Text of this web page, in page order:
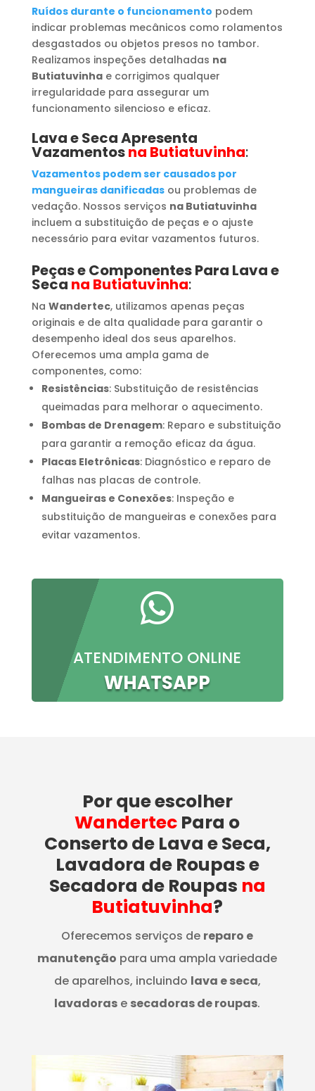
Ruídos durante o funcionamento podem
indicar problemas mecânicos como rolamentos
desgastados ou objetos presos no tambor.
Realizamos inspeções detalhadas na
Butiatuvinhae corrigimos qualquer
irregularidade para assegurar um
funcionamento silencioso e eficaz.
Lava e Seca Apresenta
Vazamentosna Butiatuvinha:
Vazamentos podem ser causados por
mangueiras danificadas ou problemas de
vedação. Nossos serviços na Butiatuvinha
incluem a substituição de peças e o ajuste
necessário para evitar vazamentos futuros.
Peças e Componentes Para Lava e
Seca na Butiatuvinha:
Na Wandertec, utilizamos apenas peças
originais e de alta qualidade para garantir o
desempenho ideal dos seus aparelhos.
Oferecemos uma ampla gama de
componentes, como:
Resistências: Substituição de resistências
queimadas para melhorar o aquecimento.
Bombas de Drenagem: Reparo e substituição
para garantir a remoção eficaz da água.
Placas Eletrônicas: Diagnóstico e reparo de
falhas nas placas de controle.
Mangueiras e Conexões: Inspeção e
substituição de mangueiras e conexões para
evitar vazamentos.

ATENDIMENTO ONLINE
WHATSAPP
Por que escolher
Wandertec Para o
Conserto de Lava e Seca,
Lavadora de Roupas e
Secadora de Roupas na
Butiatuvinha?
Oferecemos serviços de reparo e
manutenção para uma ampla variedade
de aparelhos, incluindo lava e seca,
lavadoras e secadoras de roupas.